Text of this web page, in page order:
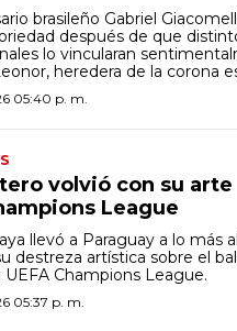
brasileño Gabriel
después de que
lo vincularan
heredera de la corona
05:40 p. m.
volvió con su arte
League
llevó a Paraguay a lo más
destreza artística sobre el
UEFA Champions League.
05:37 p. m.